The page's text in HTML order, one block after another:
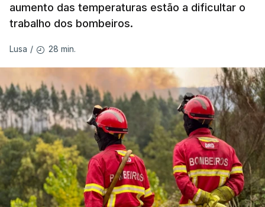
ERRO100
ESTE CONTEÚDO ESTÁ NESTE
MOMENTO INDISPONÍVEL
O Chega considerou "de uma enorme gravidade" a
decisão do Presidente da Repúblicade enviar para
o Tribunal Constitucional o decreto sobre retorno
de estrangeiros, sustentando tratar-se de "uma
aumento das temperaturas estão a dificultar o
trabalho dos bombeiros.
Lusa / 28 min.